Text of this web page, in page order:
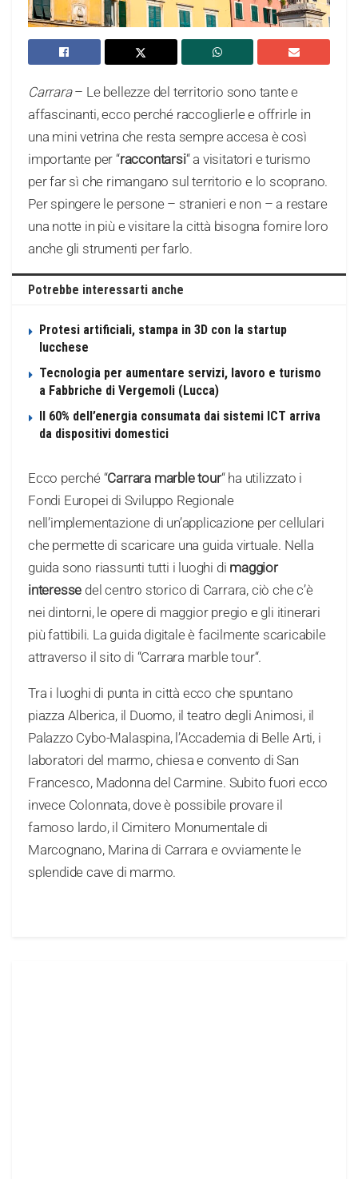
Carrara– Le bellezze del territorio sono tante e
affascinanti, ecco perché raccoglierle e offrirle in
una mini vetrina che resta sempre accesa è così
importante per “raccontarsi“ a visitatori e turismo
per far sì che rimangano sul territorio e lo scoprano.
Per spingere le persone – stranieri e non – a restare
una notte in più e visitare la città bisogna fornire loro
anche gli strumenti per farlo.
Potrebbe interessarti anche
Protesi artificiali, stampa in 3D con la startup
lucchese
Tecnologia per aumentare servizi, lavoro e turismo
a Fabbriche di Vergemoli (Lucca)
Il 60% dell’energia consumata dai sistemi ICT arriva
da dispositivi domestici
Ecco perché “Carrara marble tour“ ha utilizzato i
Fondi Europei di Sviluppo Regionale
nell’implementazione di un’applicazione per cellulari
che permette di scaricare una guida virtuale. Nella
guida sono riassunti tutti i luoghi di maggior
interesse del centro storico di Carrara, ciò che c’è
nei dintorni, le opere di maggior pregio e gli itinerari
più fattibili. La guida digitale è facilmente scaricabile
attraverso il sito di “Carrara marble tour“.
Tra i luoghi di punta in città ecco che spuntano
piazza Alberica, il Duomo, il teatro degli Animosi, il
Palazzo Cybo-Malaspina, l’Accademia di Belle Arti, i
laboratori del marmo, chiesa e convento di San
Francesco, Madonna del Carmine. Subito fuori ecco
invece Colonnata, dove è possibile provare il
famoso lardo, il Cimitero Monumentale di
Marcognano, Marina di Carrara e ovviamente le
splendide cave di marmo.